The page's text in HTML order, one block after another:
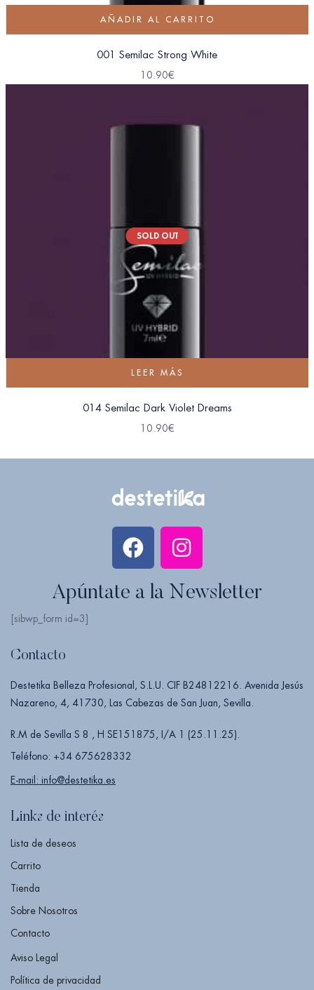
AÑADIR AL CARRITO
001 Semilac Strong White
10.90€
SOLD OUT
LEER MÁS
014 Semilac Dark Violet Dreams
10.90€
Apúntate a la Newsletter
[sibwp_form id=3]
Contacto
Destetika Belleza Profesional, S.L.U. CIF B24812216. Avenida Jesús
Nazareno, 4, 41730, Las Cabezas de San Juan, Sevilla.
R.M de Sevilla S 8 , H SE151875, I/A 1 (25.11.25).
Teléfono: +34 675628332
E-mail: info@destetika.es
Links de interés
Lista de deseos
Carrito
Tienda
Sobre Nosotros
Contacto
Aviso Legal
Política de privacidad